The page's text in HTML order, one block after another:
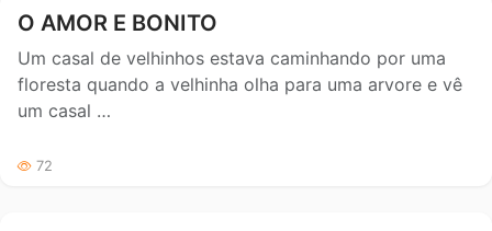
O AMOR E BONITO
Um casal de velhinhos estava caminhando por uma
floresta quando a velhinha olha para uma arvore e vê
um casal …
72